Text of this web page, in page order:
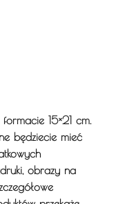
15×21 cm.
będziecie mieć
obrazy na